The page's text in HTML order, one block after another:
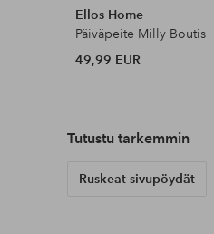
Ellos Home
Päiväpeite Milly Boutis
49,99 EUR
Tutustu tarkemmin
Ruskeat sivupöydät